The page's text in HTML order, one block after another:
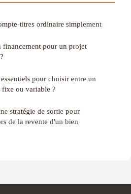
titres ordinaire simplement
financement pour un projet
pour choisir entre un
ou variable ?
stratégie de sortie pour
de la revente d'un bien